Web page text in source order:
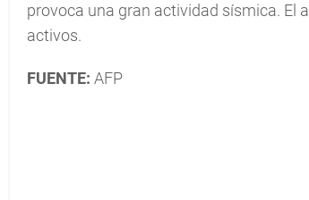
provoca una gran actividad sísmica. El
activos.
FUENTE: AFP